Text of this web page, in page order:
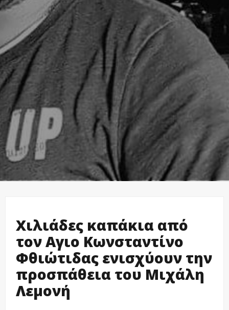
Χιλιάδες καπάκια από
τον Αγιο Κωνσταντίνο
Φθιώτιδας ενισχύουν την
προσπάθεια του Μιχάλη
Λεμονή